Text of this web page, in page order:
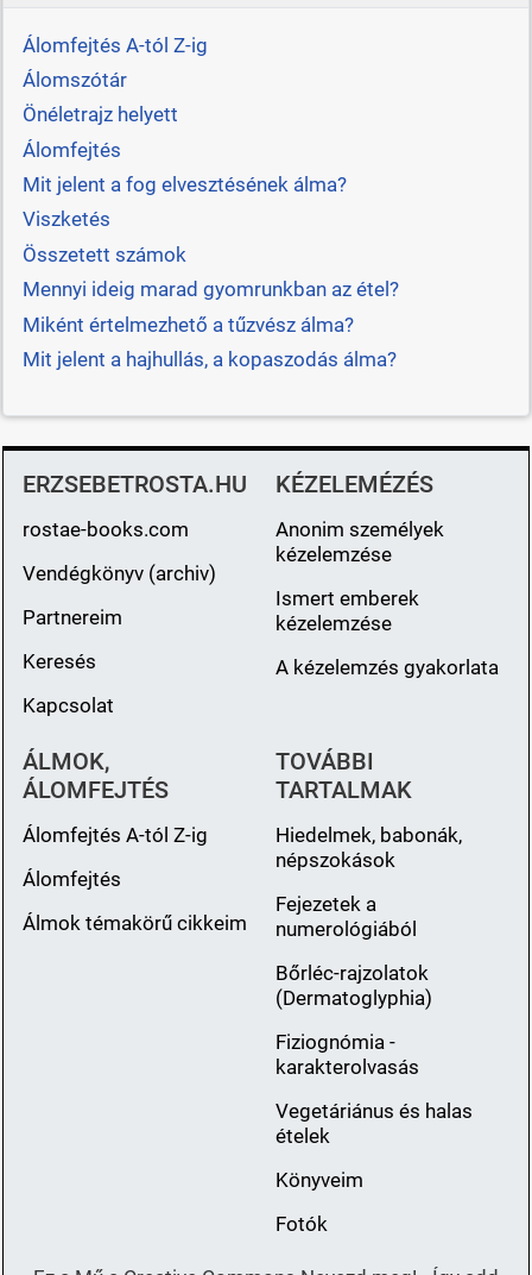
Álomfejtés A-tól Z-ig
Álomszótár
Önéletrajz helyett
Álomfejtés
Mit jelent a fog elvesztésének álma?
Viszketés
Összetett számok
Mennyi ideig marad gyomrunkban az étel?
Miként értelmezhető a tűzvész álma?
Mit jelent a hajhullás, a kopaszodás álma?
ERZSEBETROSTA.HU
rostae-books.com
Vendégkönyv (archiv)
Partnereim
Keresés
Kapcsolat
KÉZELEMÉZÉS
Anonim személyek
kézelemzése
Ismert emberek
kézelemzése
A kézelemzés gyakorlata
ÁLMOK,
ÁLOMFEJTÉS
Álomfejtés A-tól Z-ig
Álomfejtés
Álmok témakörű cikkeim
TOVÁBBI
TARTALMAK
Hiedelmek, babonák,
népszokások
Fejezetek a
numerológiából
Bőrléc-rajzolatok
(Dermatoglyphia)
Fiziognómia -
karakterolvasás
Vegetáriánus és halas
ételek
Könyveim
Fotók